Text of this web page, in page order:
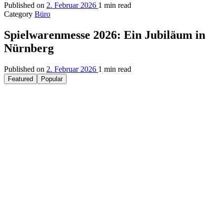
Published on 2. Februar 2026 1 min read
Category Büro
Spielwarenmesse 2026: Ein Jubiläum in
Nürnberg
Published on 2. Februar 2026 1 min read
Featured Popular